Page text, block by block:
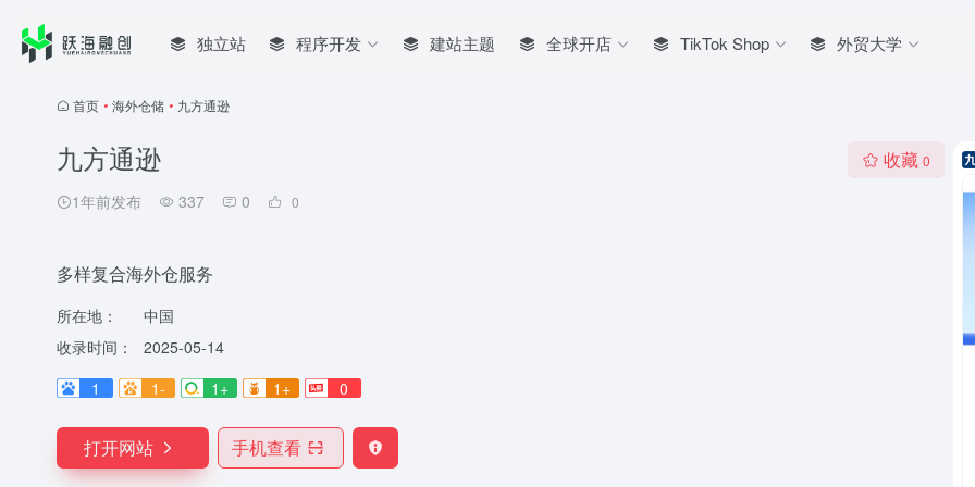
独立站 程序开发 建站主题 全球开店 TikTok Shop 外贸大学
首页 • 海外仓储 • 九方通逊
九方通逊
1年前发布 337 0 0
收藏 0
多样复合海外仓服务
所在地：
中国
收录时间：
2025-05-14
1
1- 1+ 1+ 0
打开网站 手机查看